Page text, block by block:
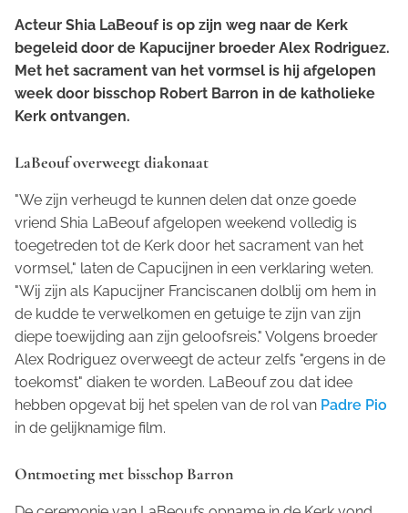
Acteur Shia LaBeouf is op zijn weg naar de Kerk
begeleid door de Kapucijner broeder Alex Rodriguez.
Met het sacrament van het vormsel is hij afgelopen
week door bisschop Robert Barron in de katholieke
Kerk ontvangen.
LaBeouf overweegt diakonaat
"We zijn verheugd te kunnen delen dat onze goede
vriend Shia LaBeouf afgelopen weekend volledig is
toegetreden tot de Kerk door het sacrament van het
vormsel," laten de Capucijnen in een verklaring weten.
"Wij zijn als Kapucijner Franciscanen dolblij om hem in
de kudde te verwelkomen en getuige te zijn van zijn
diepe toewijding aan zijn geloofsreis." Volgens broeder
Alex Rodriguez overweegt de acteur zelfs "ergens in de
toekomst" diaken te worden. LaBeouf zou dat idee
hebben opgevat bij het spelen van de rol van Padre Pio
in de gelijknamige film.
Ontmoeting met bisschop Barron